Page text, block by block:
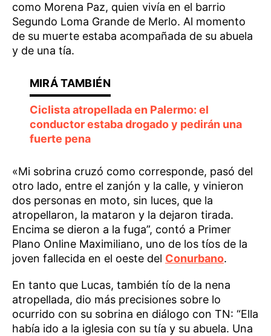
como Morena Paz, quien vivía en el barrio
Segundo Loma Grande de Merlo. Al momento
de su muerte estaba acompañada de su abuela
y de una tía.
Ciclista atropellada en Palermo: el
conductor estaba drogado y pedirán una
fuerte pena
«Mi sobrina cruzó como corresponde, pasó del
otro lado, entre el zanjón y la calle, y vinieron
dos personas en moto, sin luces, que la
atropellaron, la mataron y la dejaron tirada.
Encima se dieron a la fuga”, contó a Primer
Plano Online Maximiliano, uno de los tíos de la
joven fallecida en el oeste del Conurbano.
En tanto que Lucas, también tío de la nena
atropellada, dio más precisiones sobre lo
ocurrido con su sobrina en diálogo con TN: “Ella
había ido a la iglesia con su tía y su abuela. Una